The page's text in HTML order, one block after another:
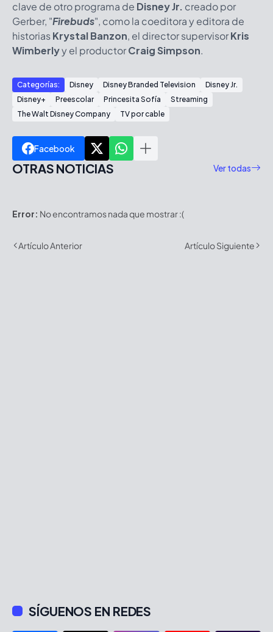
clave de otro programa de Disney Jr. creado por
Gerber, "Firebuds", como la coeditora y editora de
historiasKrystal Banzon, el director supervisorKris
Wimberlyy el productorCraig Simpson.
Categorías: Disney Disney Branded Television
Disney Jr.
Disney+
Preescolar Princesita Sofía
Streaming
The Walt Disney Company
TV por cable
Facebook
OTRAS NOTICIAS Ver todas
Error: No encontramos nada que mostrar :(
Artículo Anterior Artículo Siguiente
SÍGUENOS EN REDES